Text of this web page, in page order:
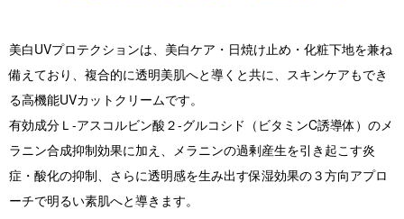
美白UVプロテクションは、美白ケア・日焼け止め・化粧下地を兼ね
備えており、複合的に透明美肌へと導くと共に、スキンケアもでき
る高機能UVカットクリームです。
有効成分Ｌ-アスコルビン酸２-グルコシド（ビタミンC誘導体）のメ
ラニン合成抑制効果に加え、メラニンの過剰産生を引き起こす炎
症・酸化の抑制、さらに透明感を生み出す保湿効果の３方向アプロ
ーチで明るい素肌へと導きます。